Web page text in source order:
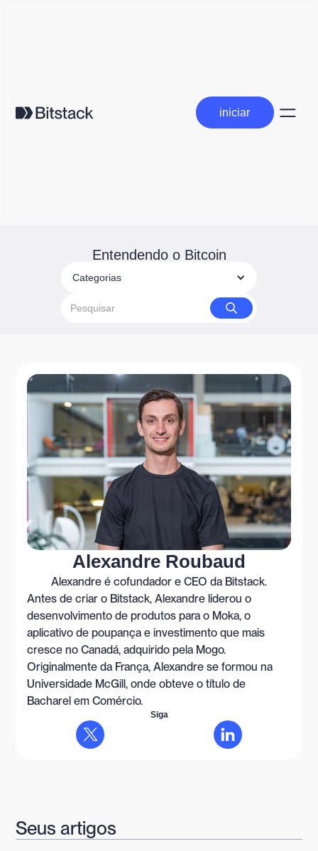
iniciar
iniciar
Entendendo o Bitcoin
Categorias
Alexandre Roubaud
Alexandre é cofundador e CEO da Bitstack.
Antes de criar o Bitstack, Alexandre liderou o
desenvolvimento de produtos para o Moka, o
aplicativo de poupança e investimento que mais
cresce no Canadá, adquirido pela Mogo.
Originalmente da França, Alexandre se formou na
Universidade McGill, onde obteve o título de
Bacharel em Comércio.
Siga
Seus artigos